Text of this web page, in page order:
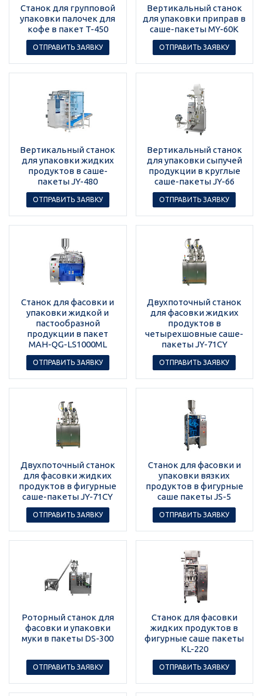
Станок для групповой
упаковки палочек для
кофе в пакет T-450
ОТПРАВИТЬ ЗАЯВКУ
Вертикальный станок
для упаковки приправ в
саше-пакеты MY-60K
ОТПРАВИТЬ ЗАЯВКУ
Вертикальный станок
для упаковки жидких
продуктов в саше-
пакеты JY-480
ОТПРАВИТЬ ЗАЯВКУ
Вертикальный станок
для упаковки сыпучей
продукции в круглые
саше-пакеты JY-66
ОТПРАВИТЬ ЗАЯВКУ
Станок для фасовки и
упаковки жидкой и
пастообразной
продукции в пакет
MAH-QG-LS1000ML
ОТПРАВИТЬ ЗАЯВКУ
Двухпоточный станок
для фасовки жидких
продуктов в
четырехшовные саше-
пакеты JY-71CY
ОТПРАВИТЬ ЗАЯВКУ
Двухпоточный станок
для фасовки жидких
продуктов в фигурные
саше-пакеты JY-71CY
ОТПРАВИТЬ ЗАЯВКУ
Станок для фасовки и
упаковки вязких
продуктов в фигурные
саше пакеты JS-5
ОТПРАВИТЬ ЗАЯВКУ
Роторный станок для
фасовки и упаковки
муки в пакеты DS-300
ОТПРАВИТЬ ЗАЯВКУ
Станок для фасовки
жидких продуктов в
фигурные саше пакеты
KL-220
ОТПРАВИТЬ ЗАЯВКУ